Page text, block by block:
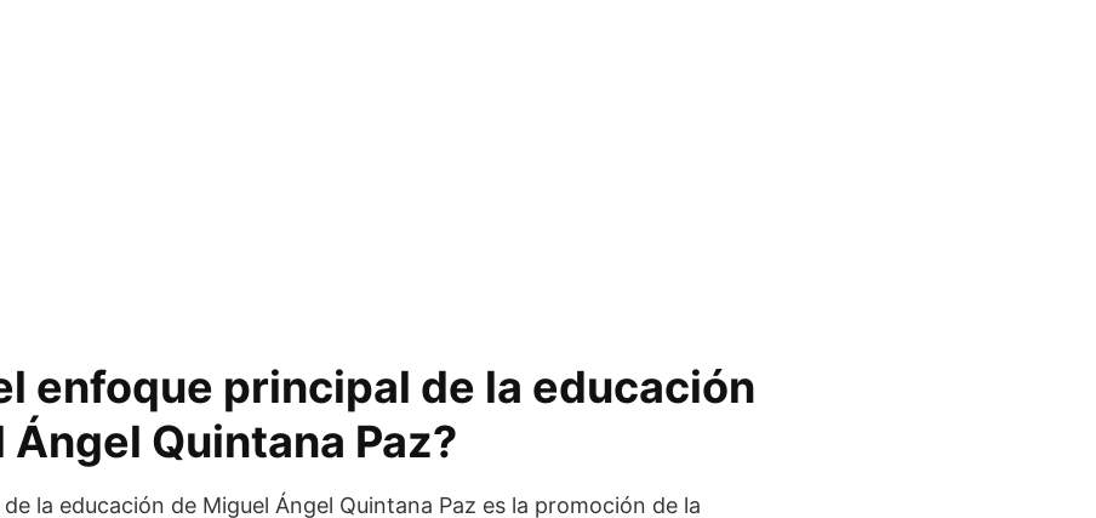
enfoque principal de la educación
Quintana Paz?
la educación de Miguel Ángel Quintana Paz es la promoción de la